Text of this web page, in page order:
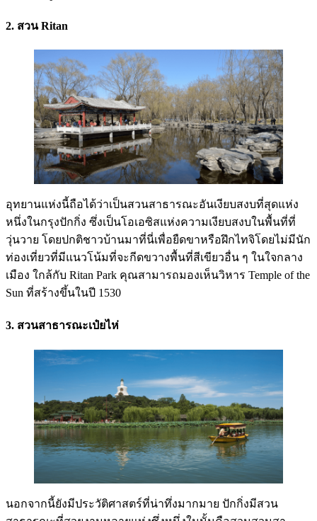
2. สวน Ritan
อุทยานแห่งนี้ถือได้ว่าเป็นสวนสาธารณะอันเงียบสงบที่สุดแห่ง
หนึ่งในกรุงปักกิ่ง ซึ่งเป็นโอเอซิสแห่งความเงียบสงบในพื้นที่ที่
วุ่นวาย โดยปกติชาวบ้านมาที่นี่เพื่อยืดขาหรือฝึกไทจิโดยไม่มีนัก
ท่องเที่ยวที่มีแนวโน้มที่จะกีดขวางพื้นที่สีเขียวอื่น ๆ ในใจกลาง
เมือง ใกล้กับ Ritan Park คุณสามารถมองเห็นวิหาร Temple of the
Sun ที่สร้างขึ้นในปี 1530
3. สวนสาธารณะเป๋ยไห่
นอกจากนี้ยังมีประวัติศาสตร์ที่น่าทึ่งมากมาย ปักกิ่งมีสวน